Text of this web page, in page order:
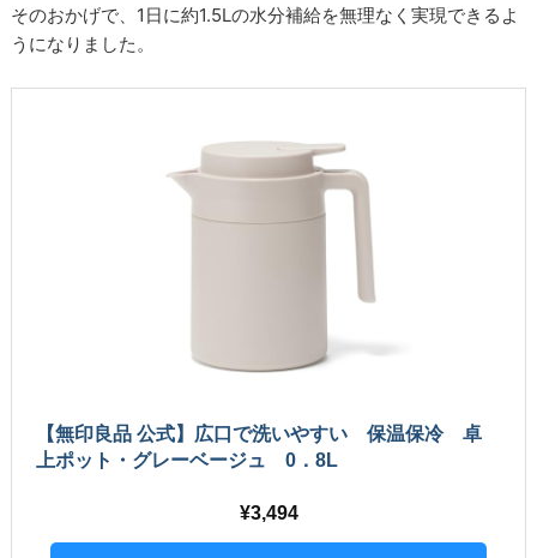
そのおかげで、1日に約1.5Lの水分補給を無理なく実現できるよ
うになりました。
【無印良品 公式】広口で洗いやすい 保温保冷 卓
上ポット・グレーベージュ 0．8L
3,494